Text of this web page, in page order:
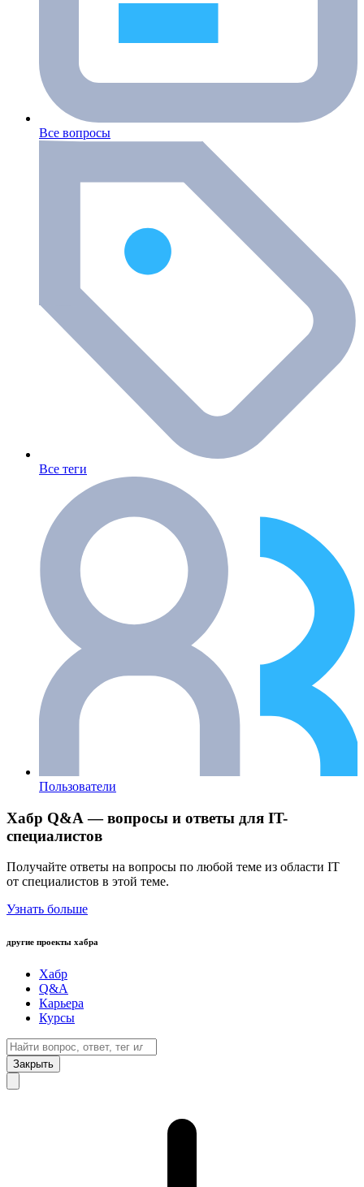
Все вопросы
Все теги
Пользователи
Хабр Q&A — вопросы и ответы для IT-
специалистов
Получайте ответы на вопросы по любой теме из области IT
от специалистов в этой теме.
Узнать больше
другие проекты хабра
Хабр
Q&A
Карьера
Курсы
Закрыть